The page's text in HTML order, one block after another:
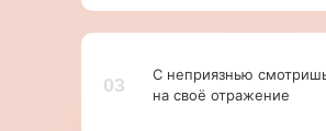
С неприязнью
на своё отражение
03